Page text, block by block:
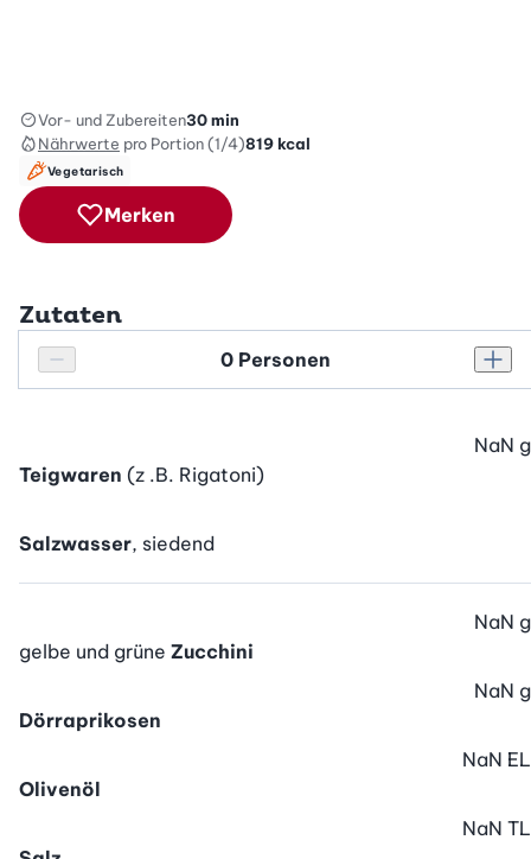
Vor- und Zubereiten30 min
Nährwerte pro Portion (1/4)819kcal
Vegetarisch
Merken
Zutaten
Personenanzahl verringern
Personenanzahl
Teigwaren (z .B. Rigatoni)
NaN g
Salzwasser, siedend
gelbe und grüne Zucchini
NaN g
Dörraprikosen
NaN g
Olivenöl
NaN EL
NaN TL